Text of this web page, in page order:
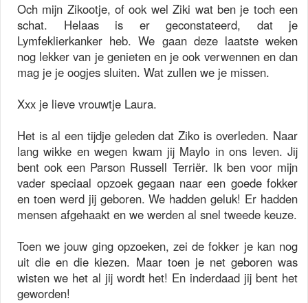
Och mijn Zikootje, of ook wel Ziki wat ben je toch een
schat. Helaas is er geconstateerd, dat je
Lymfeklierkanker heb. We gaan deze laatste weken
nog lekker van je genieten en je ook verwennen en dan
mag je je oogjes sluiten. Wat zullen we je missen.
Xxx je lieve vrouwtje Laura.
Het is al een tijdje geleden dat Ziko is overleden. Naar
lang wikke en wegen kwam jij Maylo in ons leven. Jij
bent ook een Parson Russell Terriër. Ik ben voor mijn
vader speciaal opzoek gegaan naar een goede fokker
en toen werd jij geboren. We hadden geluk! Er hadden
mensen afgehaakt en we werden al snel tweede keuze.
Toen we jouw ging opzoeken, zei de fokker je kan nog
uit die en die kiezen. Maar toen je net geboren was
wisten we het al jij wordt het! En inderdaad jij bent het
geworden!